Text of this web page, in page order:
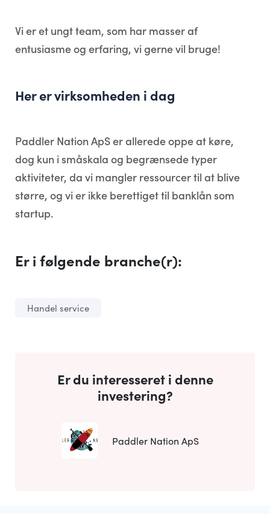
Vi er et ungt team, som har masser af
entusiasme og erfaring, vi gerne vil bruge!
Her er virksomheden i dag
Paddler Nation ApS er allerede oppe at køre,
dog kun i småskala og begrænsede typer
aktiviteter, da vi mangler ressourcer til at blive
større, og vi er ikke berettiget til banklån som
startup.
Er i følgende branche(r):
Handel service
Er du interesseret i denne
investering?
Paddler Nation ApS